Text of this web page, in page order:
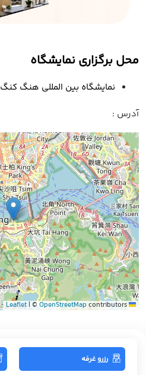
محل برگزاری نمایشگاه
نمایشگاه بین المللی هنگ کنگ
آدرس :
| ©OpenStreetMap contributors
رزرو غرفه